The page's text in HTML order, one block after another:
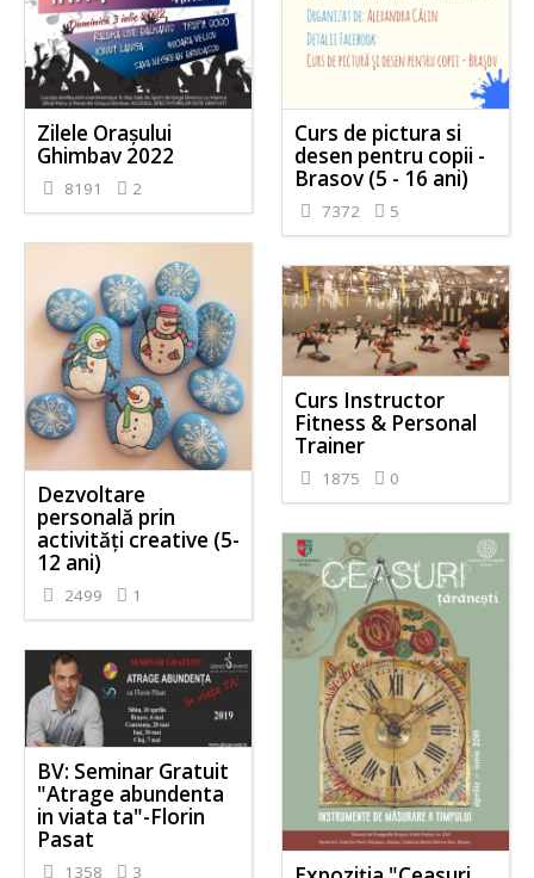
Zilele Orașului
Ghimbav 2022
8191 2
Curs de pictura si
desen pentru copii -
Brasov (5 - 16 ani)
7372 5
Dezvoltare
personală prin
activităţi creative (5-
12 ani)
2499 1
Curs Instructor
Fitness & Personal
Trainer
1875 0
BV: Seminar Gratuit
"Atrage abundenta
in viata ta"-Florin
Pasat
1358 3